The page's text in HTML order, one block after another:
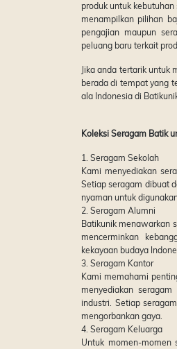
produk untuk
menampilkan pilihan
pengajian maupun
peluang baru terkait
Jika anda tertarik untuk
berada di tempat yang
ala Indonesia di
Koleksi Seragam Batik
1. Seragam Sekolah
Kami menyediakan
Setiap seragam dibuat
nyaman untuk
2. Seragam Alumni
Batikunik menawarkan
mencerminkan
kekayaan budaya
3. Seragam Kantor
Kami memahami
menyediakan
industri. Setiap
mengorbankan gaya.
4. Seragam Keluarga
Untuk momen-momen